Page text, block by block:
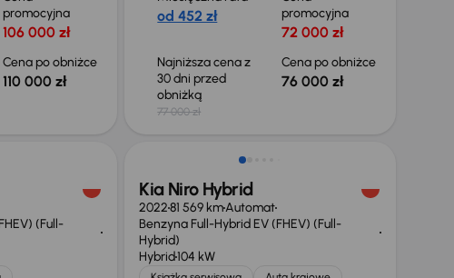
promocyjna
106 000 zł
Cena po obniżce
110 000 zł
od 452 zł
promocyjna
72 000 zł
Najniższa cena z
30 dni przed
obniżką
77 000 zł
Cena po obniżce
76 000 zł
(Full-
Kia Niro Hybrid
202281 569 kmAutomat
Benzyna Full-Hybrid EV (FHEV) (Full-
Hybrid)
Hybrid104 kW